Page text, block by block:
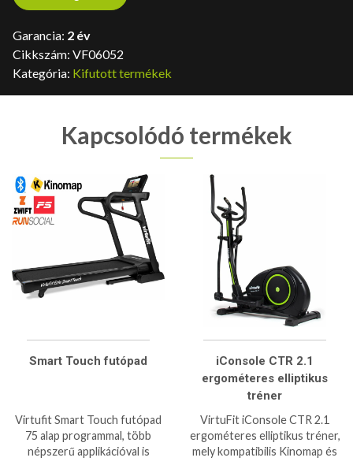
Garancia: 2 év
Cikkszám: VF06052
Kategória: Kifutott termékek
Kapcsolódó termékek
Smart Touch futópad
Virtufit Smart Touch futópad
75 alap programmal, több
népszerű applikációval is
iConsole CTR 2.1
ergométeres elliptikus
tréner
VirtuFit iConsole CTR 2.1
ergométeres elliptikus tréner,
mely kompatibilis Kinomap és